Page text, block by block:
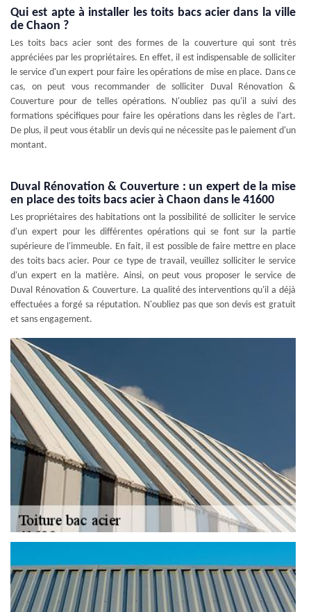
Qui est apte à installer les toits bacs acier dans la ville
de Chaon ?
Les toits bacs acier sont des formes de la couverture qui sont très
appréciées par les propriétaires. En effet, il est indispensable de solliciter
le service d'un expert pour faire les opérations de mise en place. Dans ce
cas, on peut vous recommander de solliciter Duval Rénovation &
Couverture pour de telles opérations. N'oubliez pas qu'il a suivi des
formations spécifiques pour faire les opérations dans les règles de l'art.
De plus, il peut vous établir un devis qui ne nécessite pas le paiement d'un
montant.
Duval Rénovation & Couverture : un expert de la mise
en place des toits bacs acier à Chaon dans le 41600
Les propriétaires des habitations ont la possibilité de solliciter le service
d'un expert pour les différentes opérations qui se font sur la partie
supérieure de l'immeuble. En fait, il est possible de faire mettre en place
des toits bacs acier. Pour ce type de travail, veuillez solliciter le service
d'un expert en la matière. Ainsi, on peut vous proposer le service de
Duval Rénovation & Couverture. La qualité des interventions qu'il a déjà
effectuées a forgé sa réputation. N'oubliez pas que son devis est gratuit
et sans engagement.